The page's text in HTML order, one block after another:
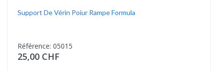
Support De Vérin Poiur Rampe Formula
Référence: 05015
25,00 CHF